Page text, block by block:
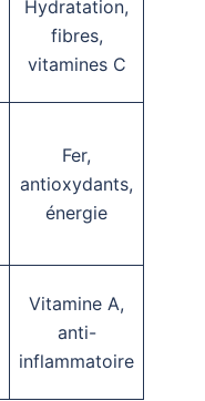
Hydratation,
fibres,
vitamines C
Fer,
antioxydants,
énergie
Vitamine A,
anti-
inflammatoire